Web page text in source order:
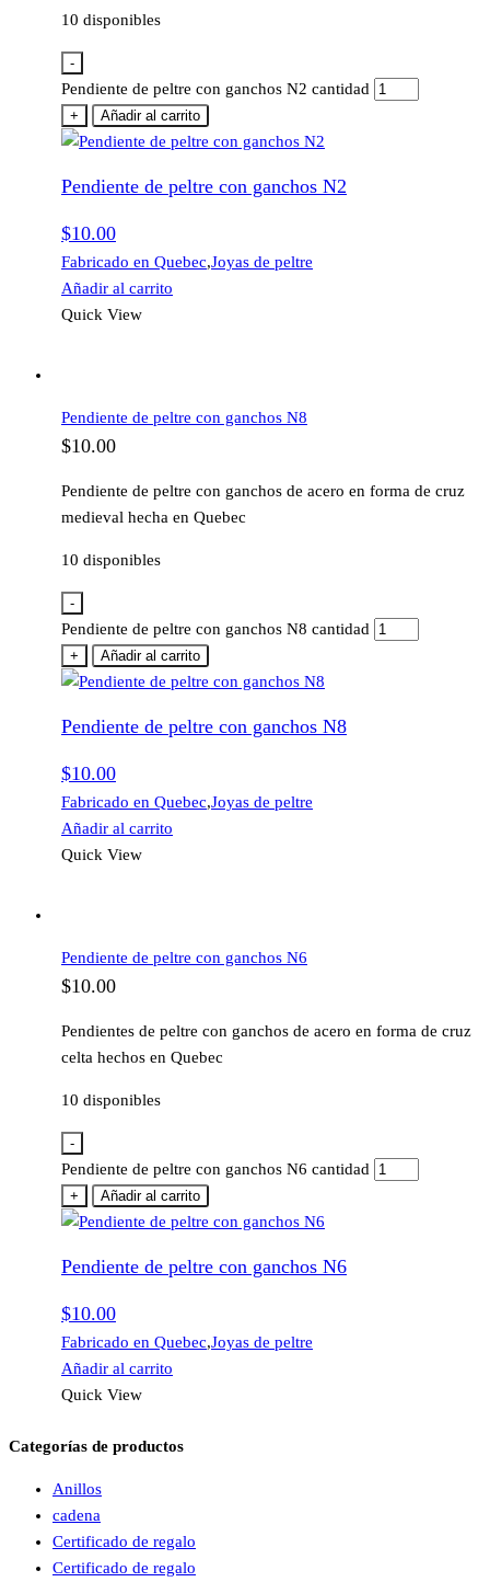
10 disponibles
-
Pendiente de peltre con ganchos N2 cantidad
+ Añadir al carrito
Pendiente de peltre con ganchos N2
$10.00
Fabricado en Quebec,Joyas de peltre
Añadir al carrito
Quick View
Pendiente de peltre con ganchos N8
$10.00
Pendiente de peltre con ganchos de acero en forma de cruz
medieval hecha en Quebec
10 disponibles
-
Pendiente de peltre con ganchos N8 cantidad
+ Añadir al carrito
Pendiente de peltre con ganchos N8
$10.00
Fabricado en Quebec,Joyas de peltre
Añadir al carrito
Quick View
Pendiente de peltre con ganchos N6
$10.00
Pendientes de peltre con ganchos de acero en forma de cruz
celta hechos en Quebec
10 disponibles
-
Pendiente de peltre con ganchos N6 cantidad
+ Añadir al carrito
Pendiente de peltre con ganchos N6
$10.00
Fabricado en Quebec,Joyas de peltre
Añadir al carrito
Quick View
Categorías de productos
Anillos
cadena
Certificado de regalo
Certificado de regalo